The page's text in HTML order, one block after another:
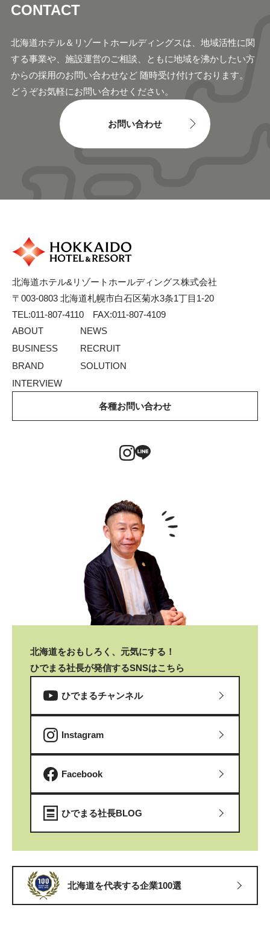
CONTACT
北海道ホテル＆リゾートホールディングスは、地域活性に関
する事業や、施設運営のご相談、ともに地域を沸かしたい方
からの採用のお問い合わせなど 随時受け付けております。
どうぞお気軽にお問い合わせください。
お問い合わせ
北海道ホテル&リゾートホールディングス株式会社
〒003-0803 北海道札幌市白石区菊水3条1丁目1-20
TEL:011-807-4110 FAX:011-807-4109
ABOUT
NEWS
BUSINESS
RECRUIT
BRAND
SOLUTION
INTERVIEW
各種お問い合わせ
北海道をおもしろく、元気にする！
ひでまる社長が発信するSNSはこちら
ひでまるチャンネル
Instagram
Facebook
ひでまる社長BLOG
北海道を代表する企業100選